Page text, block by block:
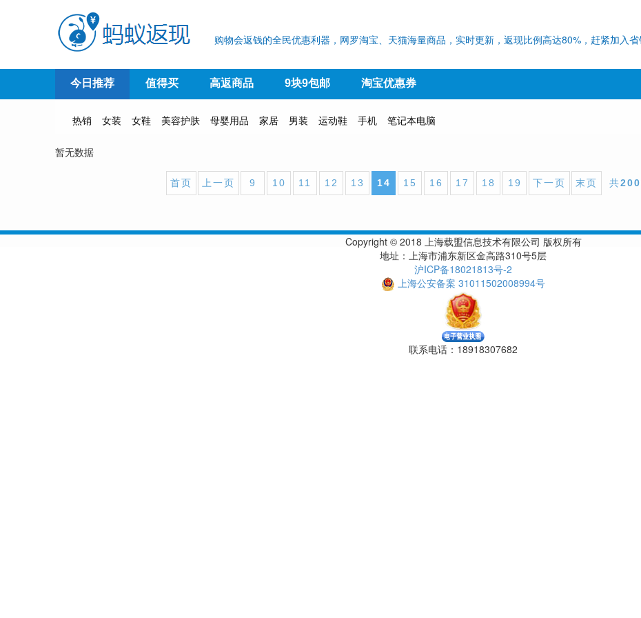
购物会返钱的全民优惠利器，网罗淘宝、天猫海量商品，实时更新，返现比例高达80%，赶紧加入省
今日推荐 值得买 高返商品 9块9包邮 淘宝优惠券
热销 女装 女鞋 美容护肤 母婴用品 家居 男装 运动鞋 手机 笔记本电脑
暂无数据
首页 上一页 9 10 11 12 13 14 15 16 17 18 19 下一页 末页 共
Copyright © 2018 上海载盟信息技术有限公司 版权所有
地址：上海市浦东新区金高路310号5层
沪ICP备18021813号-2
上海公安备案 31011502008994号
联系电话：18918307682